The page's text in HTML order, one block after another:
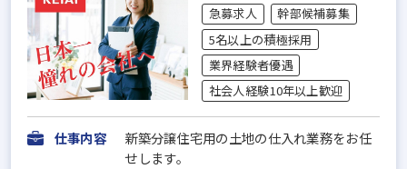
急募求人
幹部候補募集
5名以上の積極採用
業界経験者優遇
社会人経験10年以上歓迎
仕事内容
新築分譲住宅用の土地の仕入れ業務をお任
せします。